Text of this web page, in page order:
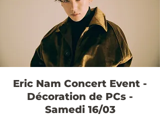
Eric Nam Concert Event -
Décoration de PCs -
Samedi 16/03